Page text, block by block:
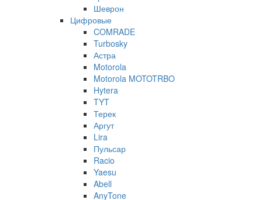
Шеврон
Цифровые
COMRADE
Turbosky
Астра
Motorola
Motorola MOTOTRBO
Hytera
TYT
Терек
Аргут
Lira
Пульсар
Racio
Yaesu
Abell
AnyTone